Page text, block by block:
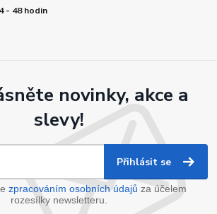
- 48 hodin
novinky, akce a
slevy!
Přihlásit se
zpracováním osobních údajů za účelem
rozesílky newsletteru.